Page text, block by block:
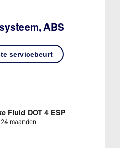
ABS
servicebeurt
Fluid DOT 4 ESP
maanden